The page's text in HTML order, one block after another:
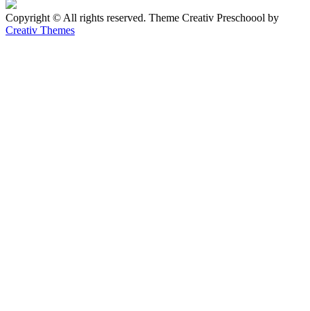
Copyright © All rights reserved. Theme Creativ Preschoool by
Creativ Themes